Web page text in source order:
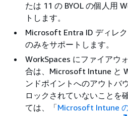
たは 11 の BYOL の個人用
トします。
Microsoft Entra ID ディレ
のみをサポートします。
WorkSpaces にファイアウ
合は、Microsoft Intune と
ンドポイントへのアウトバ
ロックされていないことを
ては、「Microsoft Intune